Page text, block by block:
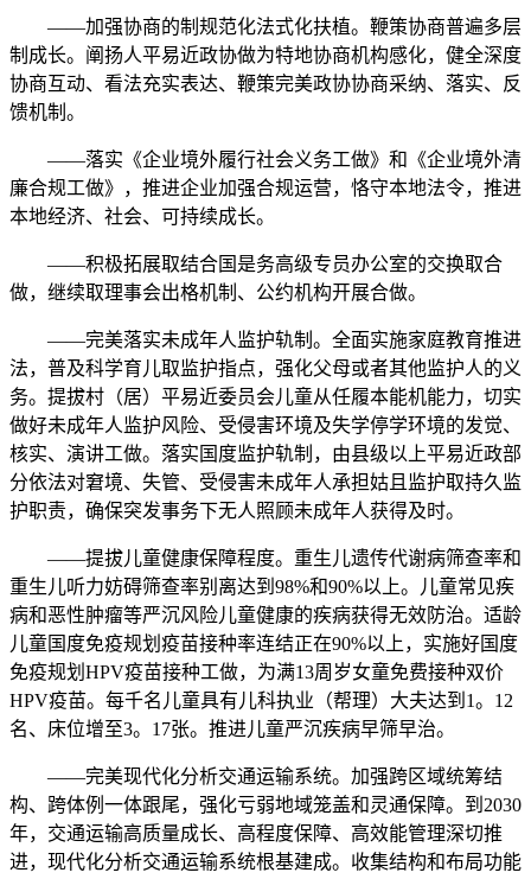
——加强协商的制规范化法式化扶植。鞭策协商普遍多层
制成长。阐扬人平易近政协做为特地协商机构感化，健全深度
协商互动、看法充实表达、鞭策完美政协协商采纳、落实、反
馈机制。
——落实《企业境外履行社会义务工做》和《企业境外清
廉合规工做》，推进企业加强合规运营，恪守本地法令，推进
本地经济、社会、可持续成长。
——积极拓展取结合国是务高级专员办公室的交换取合
做，继续取理事会出格机制、公约机构开展合做。
——完美落实未成年人监护轨制。全面实施家庭教育推进
法，普及科学育儿取监护指点，强化父母或者其他监护人的义
务。提拔村（居）平易近委员会儿童从任履本能机能力，切实
做好未成年人监护风险、受侵害环境及失学停学环境的发觉、
核实、演讲工做。落实国度监护轨制，由县级以上平易近政部
分依法对窘境、失管、受侵害未成年人承担姑且监护取持久监
护职责，确保突发事务下无人照顾未成年人获得及时。
——提拔儿童健康保障程度。重生儿遗传代谢病筛查率和
重生儿听力妨碍筛查率别离达到98%和90%以上。儿童常见疾
病和恶性肿瘤等严沉风险儿童健康的疾病获得无效防治。适龄
儿童国度免疫规划疫苗接种率连结正在90%以上，实施好国度
免疫规划HPV疫苗接种工做，为满13周岁女童免费接种双价
HPV疫苗。每千名儿童具有儿科执业（帮理）大夫达到1。12
名、床位增至3。17张。推进儿童严沉疾病早筛早治。
——完美现代化分析交通运输系统。加强跨区域统筹结
构、跨体例一体跟尾，强化亏弱地域笼盖和灵通保障。到2030
年，交通运输高质量成长、高程度保障、高效能管理深切推
进，现代化分析交通运输系统根基建成。收集结构和布局功能